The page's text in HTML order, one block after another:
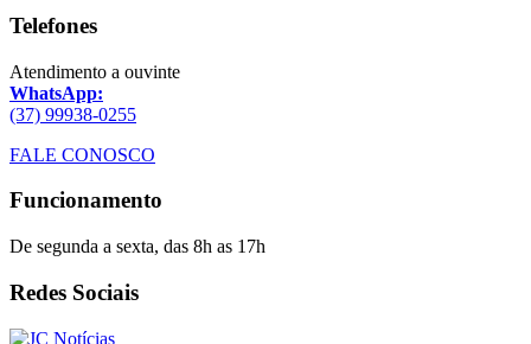
Telefones
Atendimento a ouvinte
WhatsApp:
(37) 99938-0255
FALE CONOSCO
Funcionamento
De segunda a sexta, das 8h as 17h
Redes Sociais